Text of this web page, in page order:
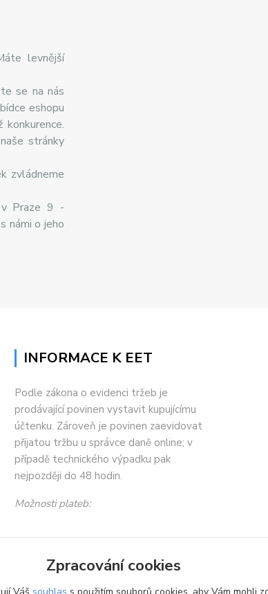
levnější
se na nás
eshopu
stránky
zvládneme
v Praze 9 -
námi o jeho
INFORMACE K EET
Podle zákona o evidenci tržeb je
prodávající povinen vystavit kupujícímu
účtenku. Zároveň je povinen zaevidovat
přijatou tržbu u správce daně online; v
případě technického výpadku pak
nejpozději do 48 hodin.
Možnosti plateb:
Zpracování cookies